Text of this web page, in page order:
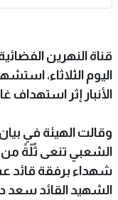
قناة النهرين
الأنبار إثر استهداف
وقالت الهيئة في
الشعبي تنعى ثُلّةً من
شهداء برفقة قائد
الشهيد القائد سعد